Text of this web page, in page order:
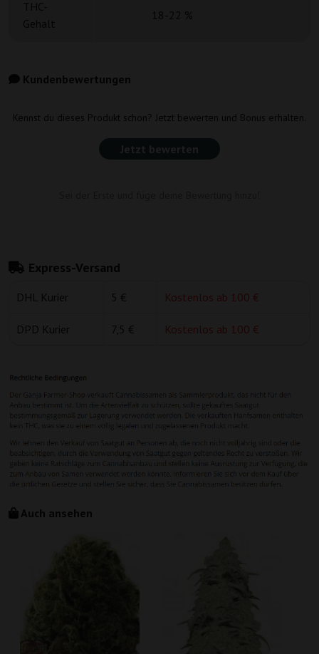
Kundenbewertungen
Kennst du dieses Produkt schon? Jetzt bewerten und Bonus erhalten.
Jetzt bewerten
Express-Versand
DHL Kurier 5 € Kostenlos ab 100 €
DPD Kurier 7,5 € Kostenlos ab 100 €
Auch ansehen